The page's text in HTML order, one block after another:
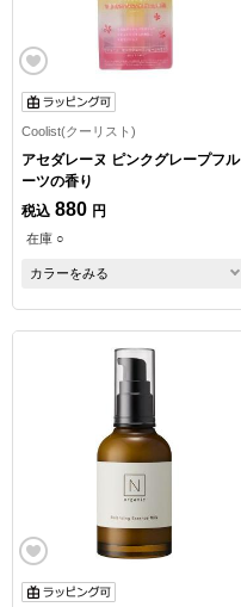
Coolist(クーリスト)
アセダレーヌ ピンクグレープフル
ーツの香り
税込 880 円
在庫 ○
カラーをみる